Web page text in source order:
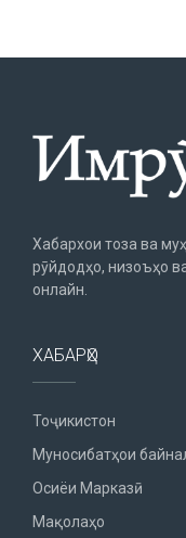
Хабархои тоза ва
рӯйдодҳо, низоъҳо
онлайн.
ХАБАРҲО
Тоҷикистон
Муносибатҳои
Осиёи Марказӣ
Мақолаҳо